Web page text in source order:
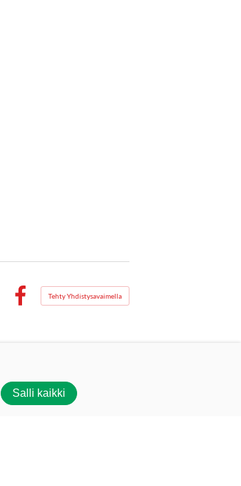
Tehty Yhdistysavaimella
Salli kaikki